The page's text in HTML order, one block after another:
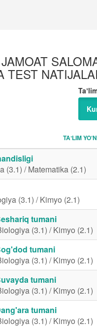
JAMOAT
TEST
TAʼLIM
(3.1) / Matematika (2.1)
(3.1) / Kimyo (2.1)
tumani
(3.1) / Kimyo (2.1)
tumani
(3.1) / Kimyo (2.1)
tumani
(3.1) / Kimyo (2.1)
tumani
(3.1) / Kimyo (2.1)